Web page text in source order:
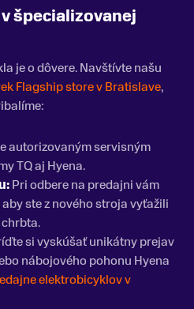
špecializovanej
je o dôvere. Navštívte našu
Flagship store v Bratislave,
autorizovaným servisným
TQ aj Hyena.
:Pri odbere na predajni vám
ste z nového stroja vyťažili
si vyskúšať unikátny prejav
nábojového pohonu Hyena
elektrobicyklov v